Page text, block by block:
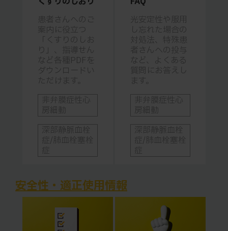
患者さんへのご
案内に役立つ
「くすりのしお
り」、指導せん
など各種PDFを
ダウンロードい
ただけます。
非弁膜症性心
房細動
深部静脈血栓
症/肺血栓塞栓
症
光安定性や服用
し忘れた場合の
対処法、特殊患
者さんへの投与
など、よくある
質問にお答えし
ます。
非弁膜症性心
房細動
深部静脈血栓
症/肺血栓塞栓
症
安全性・適正使用情報